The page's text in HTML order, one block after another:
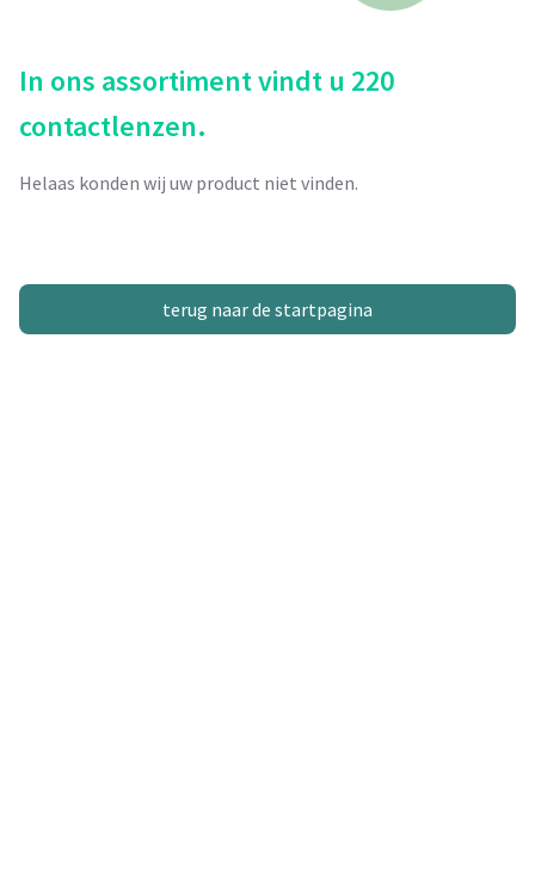
In ons assortiment vindt u 220
contactlenzen.
Helaas konden wij uw product niet vinden.
terug naar de startpagina